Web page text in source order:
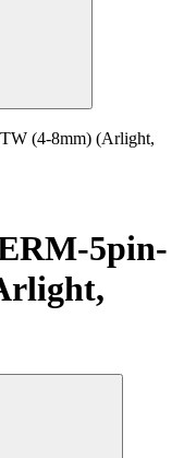
(4-8mm) (Arlight,
5pin-